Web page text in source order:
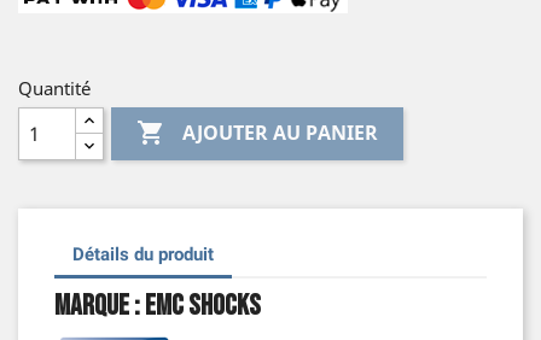
Quantité
 AJOUTER AU PANIER
Détails du produit
Marque : EMC Shocks